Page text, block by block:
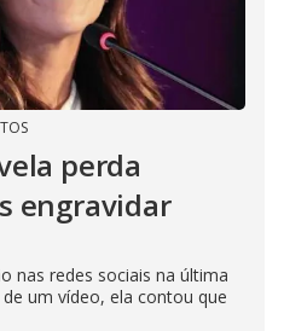
perda
engravidar
nas redes sociais na última
um vídeo, ela contou que